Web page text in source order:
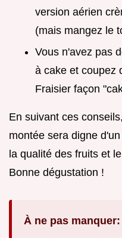
version aérien
(mais mangez le
Vous n'avez pas
à cake et coupez
Fraisier façon
En suivant ces
montée sera digne
la qualité des fruits et
Bonne dégustation !
À ne pas manquer: